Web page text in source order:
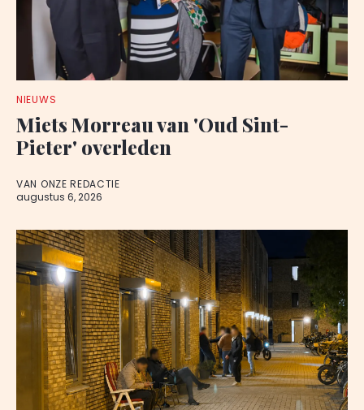
NIEUWS
Miets Morreau van 'Oud Sint-
Pieter' overleden
VAN ONZE REDACTIE
augustus 6, 2026